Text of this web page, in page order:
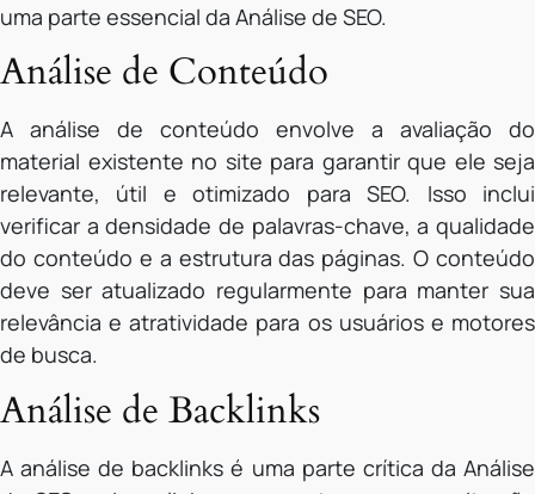
uma parte essencial da Análise de SEO.
Análise de Conteúdo
A análise de conteúdo envolve a avaliação do
material existente no site para garantir que ele seja
relevante, útil e otimizado para SEO. Isso inclui
verificar a densidade de palavras-chave, a qualidade
do conteúdo e a estrutura das páginas. O conteúdo
deve ser atualizado regularmente para manter sua
relevância e atratividade para os usuários e motores
de busca.
Análise de Backlinks
A análise de backlinks é uma parte crítica da Análise